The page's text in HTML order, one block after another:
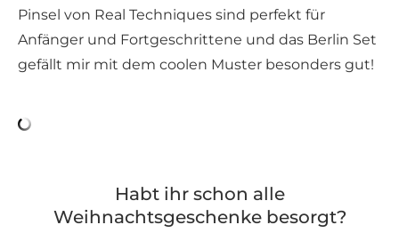
Pinsel von Real Techniques sind perfekt für
Anfänger und Fortgeschrittene und das Berlin Set
gefällt mir mit dem coolen Muster besonders gut!
Habt ihr schon alle
Weihnachtsgeschenke besorgt?